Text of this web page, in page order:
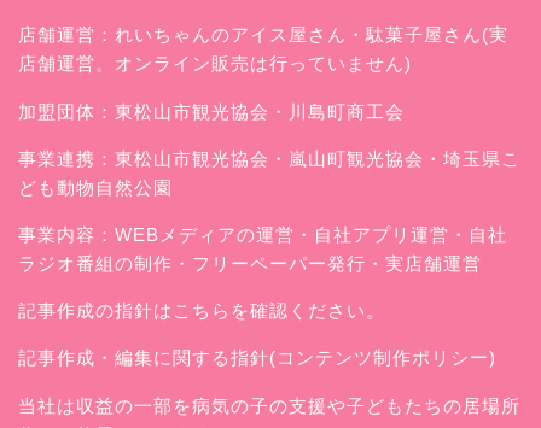
店舗運営： れいちゃんのアイス屋さん ・駄菓子屋さん(実
店舗運営。オンライン販売は行っていません)
加盟団体：東松山市観光協会・川島町商工会
事業連携：東松山市観光協会・嵐山町観光協会・埼玉県こ
ども動物自然公園
事業内容：WEBメディアの運営・自社アプリ運営・自社
ラジオ番組の制作・フリーペーパー発行・実店舗運営
記事作成の指針はこちらを確認ください。
記事作成・編集に関する指針(コンテンツ制作ポリシー)
当社は収益の一部を病気の子の支援や子どもたちの居場所